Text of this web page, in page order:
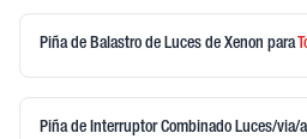
Piña de Balastro de Luces de Xenon para
Piña de Interruptor Combinado Luces/via/